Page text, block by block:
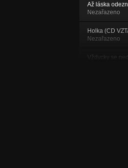
Až láska
Nezařazeno
Holka (CD
Nezařazeno
Vždycky se